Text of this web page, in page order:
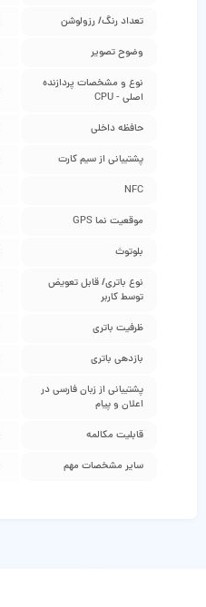
تعداد رنگ/ رزولوشن
وضوح تصویر
نوع و مشخصات پردازنده
اصلی - CPU
حافظه داخلی
پشتیبانی از سیم‌ کارت
NFC
موقعیت‌ نما GPS
بلوتوث
نوع باتری/ قابل تعویض
توسط کاربر
ظرفیت باتری
بازدهی باتری
پشتیبانی از زبان فارسی در
اعلان و پیام
قابلیت مکالمه
سایر مشخصات مهم